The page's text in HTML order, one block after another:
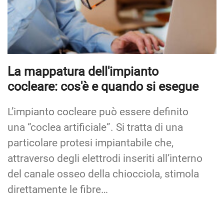
La mappatura dell'impianto
cocleare: cos'è e quando si esegue
L’impianto cocleare può essere definito
una “coclea artificiale”. Si tratta di una
particolare protesi impiantabile che,
attraverso degli elettrodi inseriti all’interno
del canale osseo della chiocciola, stimola
direttamente le fibre…